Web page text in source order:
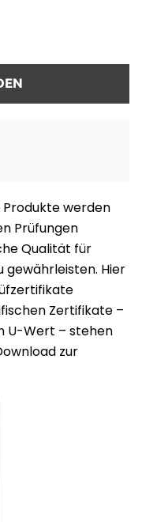
werden
Prüfungen
Qualität für
gewährleisten. Hier
Zertifikate –
U-Wert – stehen
zur